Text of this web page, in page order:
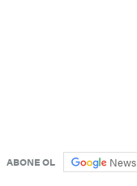
ABONE OL News